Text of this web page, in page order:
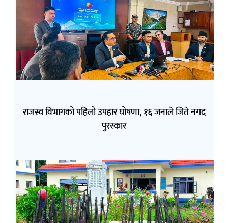
राजस्व विभागको पहिलो उपहार घोषणा, १६ जनाले जिते नगद
पुरस्कार